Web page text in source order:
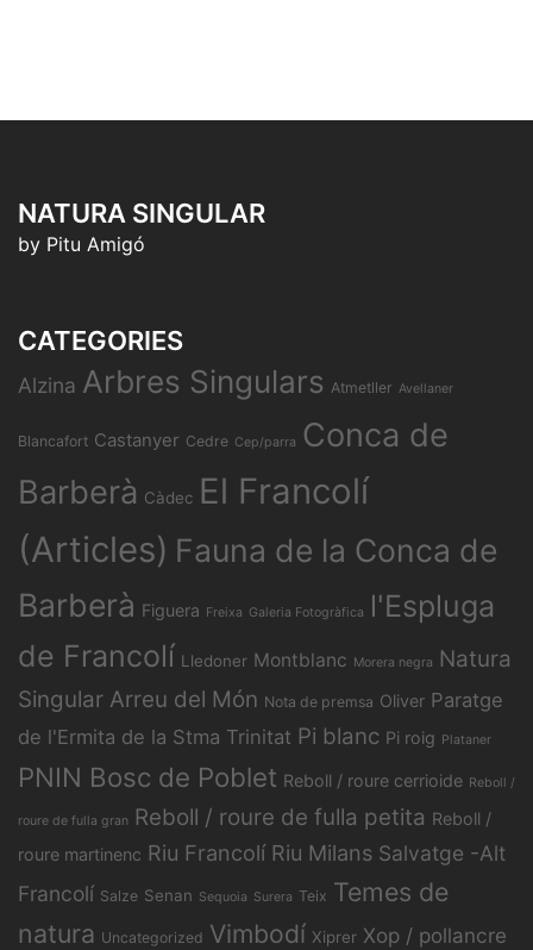
NATURA SINGULAR
by Pitu Amigó
CATEGORIES
Alzina Arbres Singulars Atmetller Avellaner
Blancafort Castanyer Cedre Cep/parra
Conca de
Barberà Càdec El Francolí
(Articles) Fauna de la Conca de
Barberà Figuera Freixa Galeria Fotogràfica
l'Espluga
de Francolí Lledoner Montblanc Morera negra
Natura
Singular Arreu del Món Nota de premsa Oliver Paratge
de l'Ermita de la Stma Trinitat Pi blanc Pi roig Plataner
PNIN Bosc de Poblet Reboll / roure cerrioide Reboll /
roure de fulla gran Reboll / roure de fulla petita Reboll /
roure martinenc Riu Francolí Riu Milans Salvatge -Alt
Francolí Salze Senan Sequoia Surera Teix Temes de
natura Uncategorized Vimbodí Xiprer Xop / pollancre